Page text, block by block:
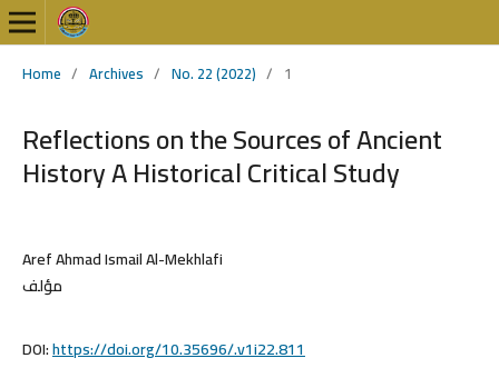
Home / Archives / No. 22 (2022) / 1
Reflections on the Sources of Ancient
History A Historical Critical Study
Aref Ahmad Ismail Al-Mekhlafi
مؤلف
DOI:https://doi.org/10.35696/.v1i22.811